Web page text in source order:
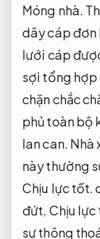
Móng nhà.
dây cáp đơn
lưới cáp
sợi tổng hợp
chặn chắc
phủ toàn bộ
lan can. Nhà
này thường
Chịu lực tốt.
đứt, Chịu
sự thông